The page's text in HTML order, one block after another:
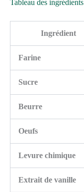
Tableau des ingrédients
Ingrédient
Farine
Sucre
Beurre
Oeufs
Levure chimique
Extrait de vanille